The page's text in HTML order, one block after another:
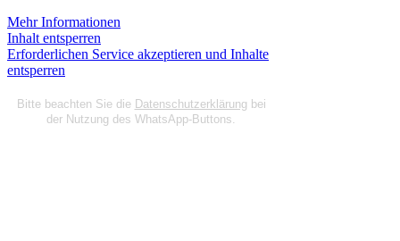
Mehr Informationen
Inhalt entsperren
Erforderlichen Service akzeptieren und Inhalte
entsperren
Bitte beachten Sie die Datenschutzerklärung bei
der Nutzung des WhatsApp-Buttons.